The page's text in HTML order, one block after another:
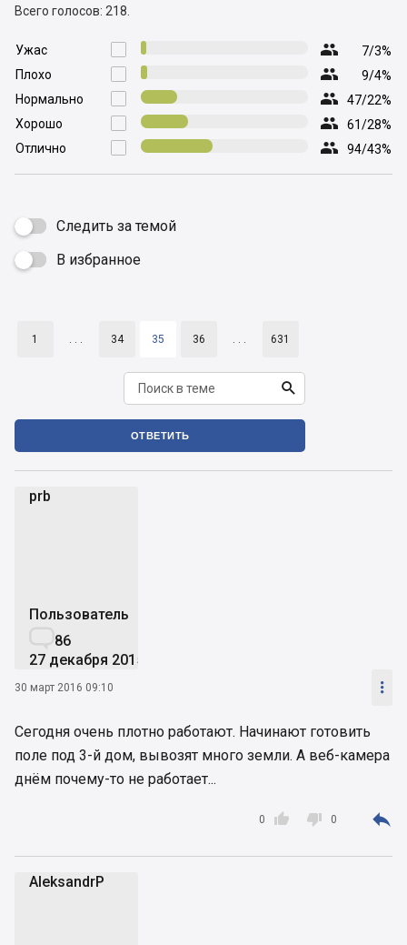
Всего голосов: 218.

Ужас  7/3%

Плохо  9/4%

Нормально  47/22%

Хорошо  61/28%

Отлично  94/43%
Следить за темой
 В избранное
1 . . . 34 35 36 . . . 631

ОТВЕТИТЬ
prb
Пользователь
86
27 декабря 2015
30 март 2016 09:10 
Сегодня очень плотно работают. Начинают готовить
поле под 3-й дом, вывозят много земли. А веб-камера
днём почему-то не работает...

0  0 
AleksandrP